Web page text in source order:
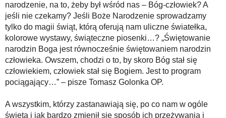
narodzenie, na to, żeby był wśród nas – Bóg-człowiek? A
jeśli nie czekamy? Jeśli Boże Narodzenie sprowadzamy
tylko do magii świąt, którą oferują nam uliczne światełka,
kolorowe wystawy, świąteczne piosenki…? „Świętowanie
narodzin Boga jest równocześnie świętowaniem narodzin
człowieka. Owszem, chodzi o to, by skoro Bóg stał się
człowiekiem, człowiek stał się Bogiem. Jest to program
pociągający…” – pisze Tomasz Golonka OP.
A wszystkim, którzy zastanawiają się, po co nam w ogóle
święta i jak bardzo zmienił się sposób ich przeżywania i